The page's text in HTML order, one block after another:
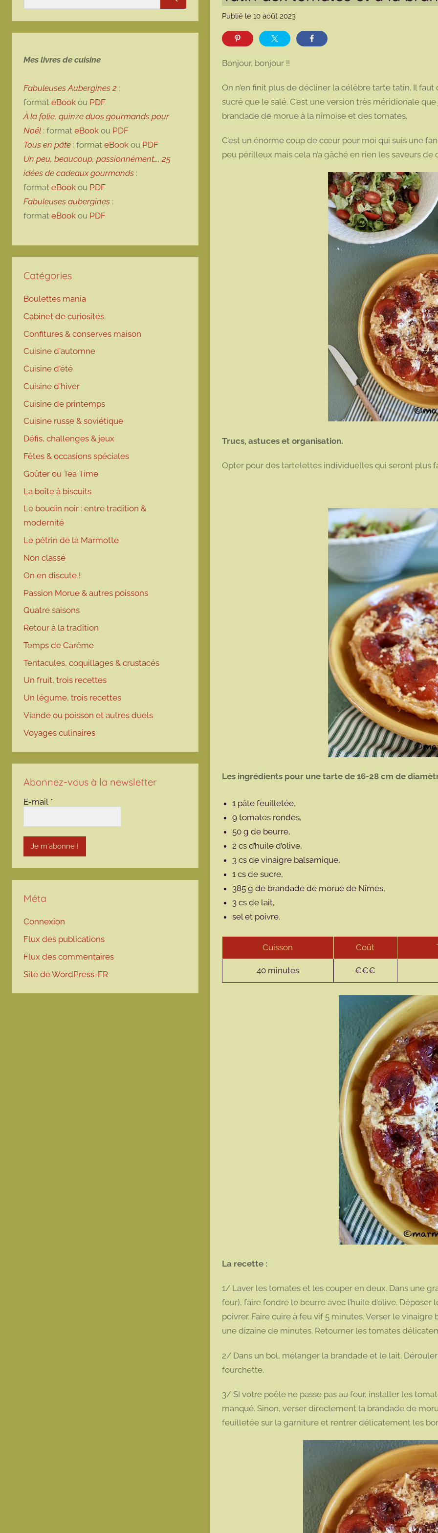
Publié le 10 août 2023p
r
m
o
t
e
Bonjour, bonjour !!
On n’en finit plus de décliner la célèbre tarte tatin. Il
sucré que le salé. C’est une version très méridionale
brandade de morue à la nîmoise et des tomates.
C’est un énorme coup de cœur pour moi qui suis une
peu périlleux mais cela n’a gâché en rien les saveurs
Trucs, astuces et organisation.
Opter pour des tartelettes individuelles qui seront plus
Les ingrédients pour une tarte de 16-28 cm de
1 pâte feuilletée,
9 tomates rondes,
50 g de beurre,
2 cs d’huile d’olive,
3 cs de vinaigre balsamique,
1 cs de sucre,
385 g de brandade de morue de Nîmes,
3 cs de lait,
sel et poivre.
Cuisson Coût
40 minutes €€€
La recette :
1/ Laver les tomates et les couper en deux. Dans une
four), faire fondre le beurre avec l’huile d’olive.
poivrer. Faire cuire à feu vif 5 minutes. Verser le
une dizaine de minutes. Retourner les tomates
2/ Dans un bol, mélanger la brandade et le lait.
fourchette.
3/ SI votre poêle ne passe pas au four, installer les
manqué. Sinon, verser directement la brandade de
feuilletée sur la garniture et rentrer délicatement les
Rechercher
Mes livres de cuisine
Fabuleuses Aubergines 2 :
format eBook ou PDF
À la folie, quinze duos gourmands pour
Noël : format eBook ou PDF
Tous en pâte : format eBook ou PDF
Un peu, beaucoup, passionnément…, 25
idées de cadeaux gourmands :
format eBook ou PDF
Fabuleuses aubergines :
format eBook ou PDF
Catégories
Boulettes mania
Cabinet de curiosités
Confitures & conserves maison
Cuisine d'automne
Cuisine d'été
Cuisine d'hiver
Cuisine de printemps
Cuisine russe & soviétique
Défis, challenges & jeux
Fêtes & occasions spéciales
Goûter ou Tea Time
La boîte à biscuits
Le boudin noir : entre tradition &
modernité
Le pétrin de la Marmotte
Non classé
On en discute !
Passion Morue & autres poissons
Quatre saisons
Retour à la tradition
Temps de Carême
Tentacules, coquillages & crustacés
Un fruit, trois recettes
Un légume, trois recettes
Viande ou poisson et autres duels
Voyages culinaires
Abonnez-vous à la newsletter
E-mail *
Méta
Connexion
Flux des publications
Flux des commentaires
Site de WordPress-FR